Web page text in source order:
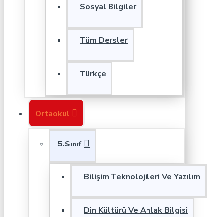
Sosyal Bilgiler
Tüm Dersler
Türkçe
Ortaokul
5.Sınıf
Bilişim Teknolojileri Ve Yazılım
Din Kültürü Ve Ahlak Bilgisi